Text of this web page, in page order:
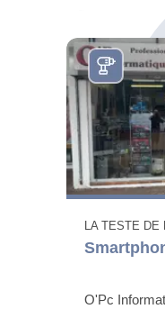
LA TESTE DE
O'Pc